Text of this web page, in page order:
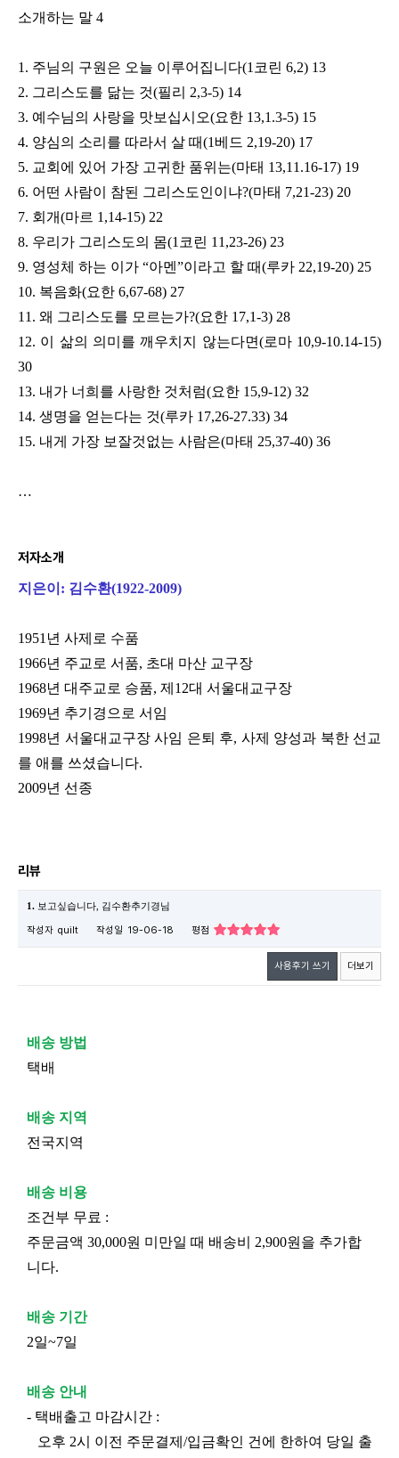
소개하는 말 4
1. 주님의 구원은 오늘 이루어집니다(1 코린 6,2) 13
2. 그리스도를 닮는 것(필리 2,3-5) 14
3. 예수님의 사랑을 맛보십시오(요한 13,1.3-5) 15
4. 양심의 소리를 따라서 살 때(1 베드 2,19-20) 17
5. 교회에 있어 가장 고귀한 품위는(마태 13,11.16-17) 19
6. 어떤 사람이 참된 그리스도인이냐?(마태 7,21-23) 20
7. 회개(마르 1,14-15) 22
8. 우리가 그리스도의 몸(1 코린 11,23-26) 23
9. 영성체 하는 이가 “아멘 ”이라고 할 때(루카 22,19-20) 25
10. 복음화(요한 6,67-68) 27
11. 왜 그리스도를 모르는가?(요한 17,1-3) 28
12. 이 삶의 의미를 깨우치지 않는다면(로마 10,9-10.14-15)
30
13. 내가 너희를 사랑한 것처럼(요한 15,9-12) 32
14. 생명을 얻는다는 것(루카 17,26-27.33) 34
15. 내게 가장 보잘것없는 사람은(마태 25,37-40) 36
…
저자소개
지은이: 김수환(1922-2009)
1951 년 사제로 수품
1966년 주교로 서품, 초대 마산 교구장
1968년 대주교로 승품, 제 12대 서울대교구장
1969년 추기경으로 서임
1998년 서울대교구장 사임 은퇴 후, 사제 양성과 북한 선교
를 애를 쓰셨습니다.
2009년 선종
리뷰
1. 보고싶습니다, 김수환추기경님
작성자 quilt 작성일 19-06-18 평점
사용후기 쓰기 더보기
배송 방법
택배
배송 지역
전국지역
배송 비용
조건부 무료 :
주문금액 30,000원 미만일 때 배송비 2,900원을 추가합
니다.
배송 기간
2일~7일
배송 안내
- 택배출고 마감시간 :
오후 2시 이전 주문결제/입금확인 건에 한하여 당일 출